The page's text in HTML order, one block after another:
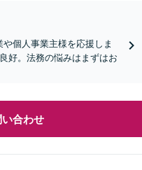
個人事業主様を応援しま
好。法務の悩みはまずはお
い合わせ